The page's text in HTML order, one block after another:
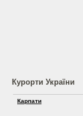
Курорти України
Карпати